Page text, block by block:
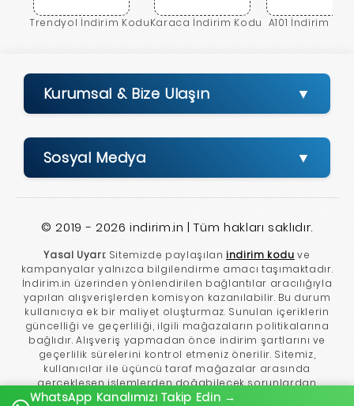
Trendyol İndirim KoduKaraca İndirim Kodu A101 İndirim
Kurumsal & Bize Ulaşın
Sosyal Medya
© 2019 - 2026 indirim.in | Tüm hakları saklıdır.
Yasal Uyarı:Sitemizde paylaşılanindirim kodu ve
kampanyalar yalnızca bilgilendirme amacı taşımaktadır.
İndirim.in üzerinden yönlendirilen bağlantılar aracılığıyla
yapılan alışverişlerden komisyon kazanılabilir. Bu durum
kullanıcıya ek bir maliyet oluşturmaz. Sunulan içeriklerin
güncelliği ve geçerliliği, ilgili mağazaların politikalarına
bağlıdır. Alışveriş yapmadan önce indirim şartlarını ve
geçerlilik sürelerini kontrol etmeniz önerilir. Sitemiz,
kullanıcılar ile üçüncü taraf mağazalar arasında
gerçekleşen işlemlerden doğabilecek sorunlardan
sorumlu tutulamaz.
WhatsApp Kanalımızı Takip Edin →